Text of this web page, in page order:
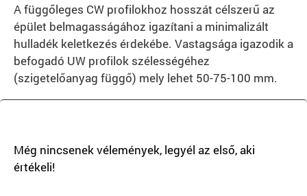
A függőleges CW profilokhoz hosszát célszerű az
épület belmagasságához igazítani a minimalizált
hulladék keletkezés érdekébe. Vastagsága igazodik a
befogadó UW profilok szélességéhez
(szigetelőanyag függő) mely lehet 50-75-100 mm.